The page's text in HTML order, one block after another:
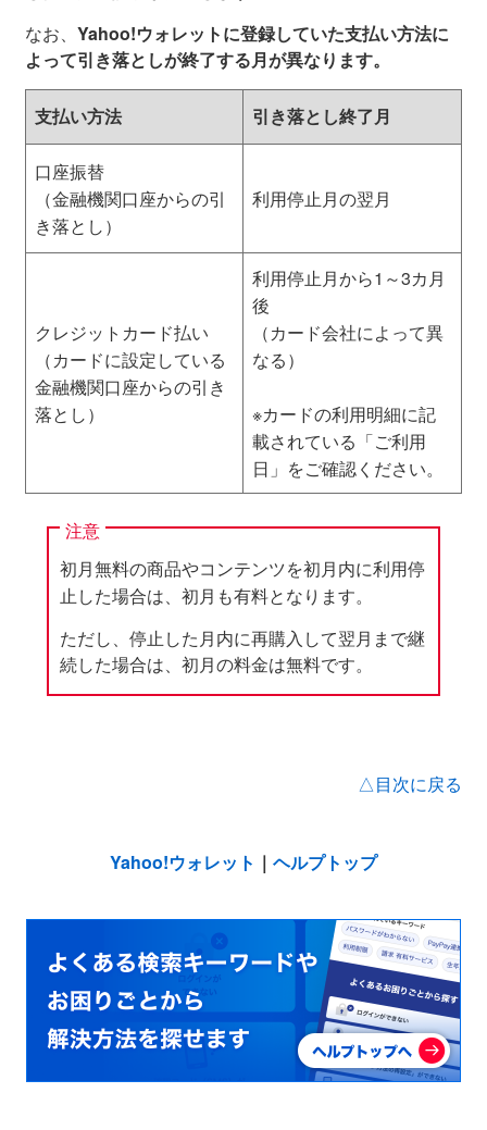
なお、 Yahoo!ウォレットに登録していた支払い方法に
よって引き落としが終了する月が異なります。
支払い方法 引き落とし終了月
口座振替
（金融機関口座からの引
き落とし）
利用停止月の翌月
クレジットカード払い
（カードに設定している
金融機関口座からの引き
落とし）
利用停止月から1～3カ月
後
（カード会社によって異
なる）
※カードの利用明細に記
載されている「ご利用
日」をご確認ください。
注意
初月無料の商品やコンテンツを初月内に利用停
止した場合は、初月も有料となります。
ただし、停止した月内に再購入して翌月まで継
続した場合は、初月の料金は無料です。
△目次に戻る
Yahoo!ウォレット ｜ ヘルプトップ